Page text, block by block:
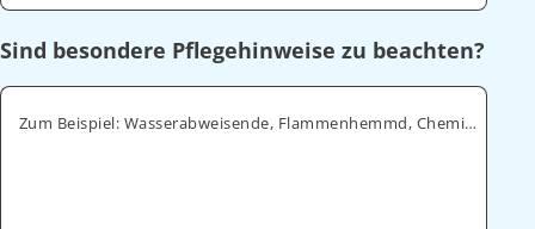
Sind besondere Pflegehinweise zu beachten?
Zum Beispiel: Wasserabweisende, Flammenhemmd, Chemikalienabweisende